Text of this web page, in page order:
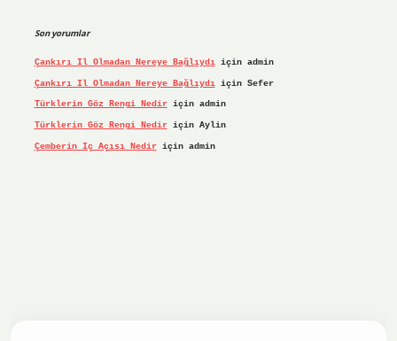
Son yorumlar
Çankırı Il Olmadan Nereye Bağlıydıiçin admin
Çankırı Il Olmadan Nereye Bağlıydıiçin Sefer
Türklerin Göz Rengi Nediriçin admin
Türklerin Göz Rengi Nediriçin Aylin
Çemberin Iç Açısı Nediriçin admin